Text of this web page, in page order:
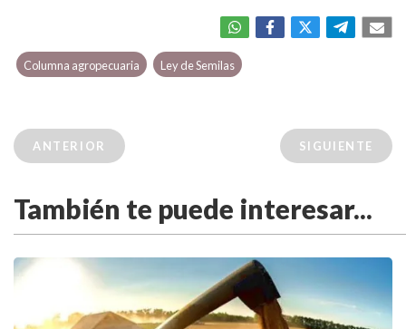
Columna agropecuaria Ley de Semilas
ANTERIOR SIGUIENTE
También te puede interesar...